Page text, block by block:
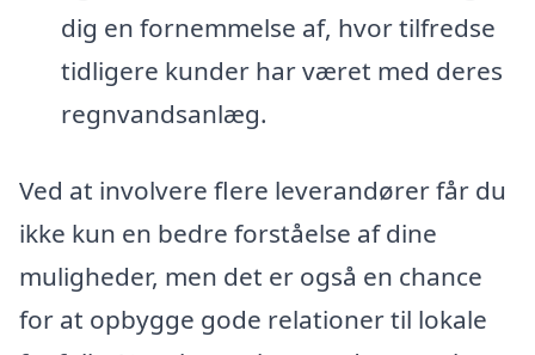
dig en fornemmelse af, hvor tilfredse
tidligere kunder har været med deres
regnvandsanlæg.
Ved at involvere flere leverandører får du
ikke kun en bedre forståelse af dine
muligheder, men det er også en chance
for at opbygge gode relationer til lokale